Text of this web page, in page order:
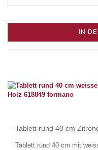
IN
Tablett rund 40 cm
Tablett rund 40 cm mit